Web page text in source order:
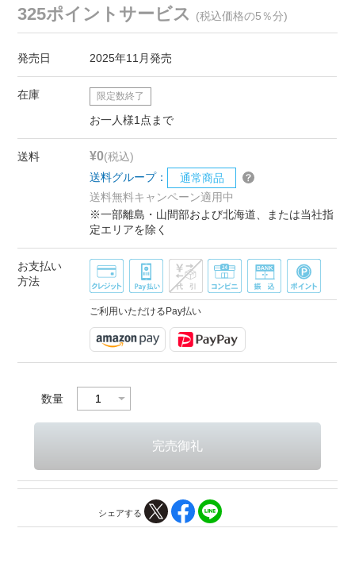
325ポイントサービス (税込価格の5％分)
発売日 2025年11月発売
在庫 限定数終了
お一人様1点まで
送料 ¥0(税込)
送料グループ：
通常商品
送料無料キャンペーン適用中
※一部離島・山間部および北海道、または当社指
定エリアを除く
お支払い
方法
ご利用いただけるPay払い
数量
シェアする